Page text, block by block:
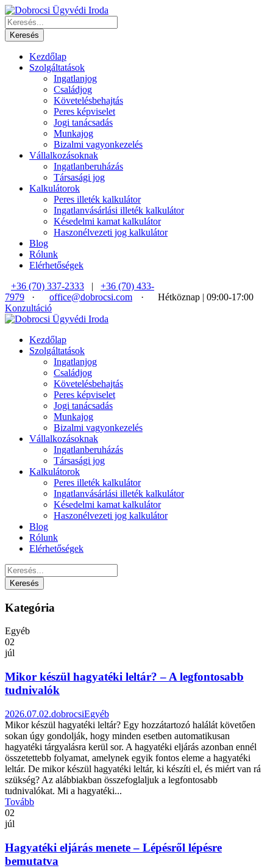
Kezdőlap
Szolgáltatások
Ingatlanjog
Családjog
Követelésbehajtás
Peres képviselet
Jogi tanácsadás
Munkajog
Bizalmi vagyonkezelés
Vállalkozásoknak
Ingatlanberuházás
Társasági jog
Kalkulátorok
Peres illeték kalkulátor
Ingatlanvásárlási illeték kalkulátor
Késedelmi kamat kalkulátor
Haszonélvezeti jog kalkulátor
Blog
Rólunk
Elérhetőségek
+36 (70) 337-2333
|
+36 (70) 433-
7979
· office@dobrocsi.com ·
Hétköznap | 09:00-17:00
Konzultáció
Kezdőlap
Szolgáltatások
Ingatlanjog
Családjog
Követelésbehajtás
Peres képviselet
Jogi tanácsadás
Munkajog
Bizalmi vagyonkezelés
Vállalkozásoknak
Ingatlanberuházás
Társasági jog
Kalkulátorok
Peres illeték kalkulátor
Ingatlanvásárlási illeték kalkulátor
Késedelmi kamat kalkulátor
Haszonélvezeti jog kalkulátor
Blog
Rólunk
Elérhetőségek
Kategória
Egyéb
02
júl
Mikor készül hagyatéki leltár? – A legfontosabb
tudnivalók
2026.07.02.dobrocsiEgyéb
Mikor készül hagyatéki leltár? Egy hozzátartozó halálát követően
sokan úgy gondolják, hogy minden esetben automatikusan
hagyatéki tárgyalásra kerül sor. A hagyatéki eljárás azonban ennél
összetettebb folyamat, amelynek egyik fontos eleme a hagyatéki
leltár. De mikor készül hagyatéki leltár, ki készíti el, és miért van rá
szükség? Az alábbiakban összefoglaljuk a legfontosabb
tudnivalókat. Mi a hagyatéki...
Tovább
02
júl
Hagyatéki eljárás menete – Lépésről lépésre
bemutatva